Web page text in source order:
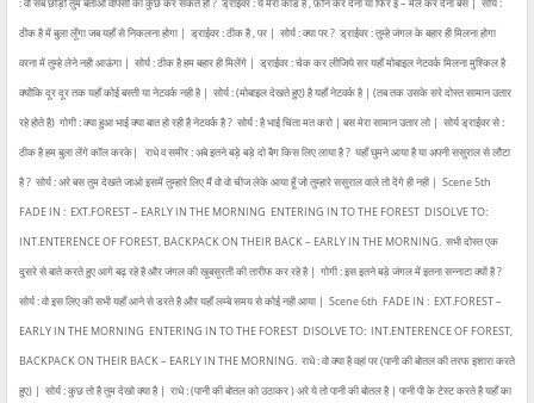
ठीक है में बुला लूँगा जब यहाँ से निकलना होगा | ड्राईवर : ठीक है , पर | सोर्य : क्या पर ? ड्राईवर : तुम्हे जंगल के बहार ही मिलना होगा
वरना में तुम्हे लेने नही आऊंगा | सोर्य : ठीक है हम बहार ही मिलेंगे | ड्राईवर : चेक कर लीजिये सर यहाँ मोबाइल नेटवर्क मिलना मुश्किल है
क्योंकि दूर दूर तक यहाँ कोई बस्ती या नेटवर्क नही है | सोर्य : (मोबाइल देखते हुए) है यहाँ नेटवर्क है | (तब तक उसके सरे दोस्त सामान उतार
रहे होते है) गोगी : क्या हुआ भाई क्या बात हो रही है नेटवर्क है ? सोर्य : है भाई चिंता मत करो | बस मेरा सामान उतार लो | सोर्य ड्राईवर से :
ठीक है हम बुला लेंगे कॉल करके|
राधे व समीर : अबे इतने बड़े बड़े दो बैग किस लिए लाया है ? यहाँ घुमने आया है या अपनी ससुराल से लौटा
है ? सोर्य : अरे बस तुम देखते जाओ इसमें तुम्हारे लिए मैं वो वो चीज लेके आया हूँ जो तुम्हारे ससुराल वाले तो देंगे ही नही | Scene 5th
FADE IN : EXT.FOREST – EARLY IN THE MORNING ENTERING IN TO THE FOREST DISOLVE TO:
INT.ENTERENCE OF FOREST, BACKPACK ON THEIR BACK – EARLY IN THE MORNING. सभी दोस्त एक
दुसरे से बाते करते हुए आगे बढ़ रहे है और जंगल की खूबसूरती की तारीफ कर रहे है | गोगी : इस इतने बड़े जंगल में इतना सन्नाटा क्यों है ?
सोर्य : वो इस लिए की सभी यहाँ आने से डरते है और यहाँ लम्बे समय से कोई नही आया | Scene 6th FADE IN : EXT.FOREST –
EARLY IN THE MORNING ENTERING IN TO THE FOREST DISOLVE TO: INT.ENTERENCE OF FOREST,
BACKPACK ON THEIR BACK – EARLY IN THE MORNING. राधे : वो क्या है वहां पर (पानी की बोतल की तरफ इशारा करते
हुए) | सोर्य : कुछ तो है तुम देखो क्या है | राधे : (पानी की बोतल को उठाकर ) अरे ये तो पानी की बोतल है | पानी पी के टेस्ट करते है यहाँ का